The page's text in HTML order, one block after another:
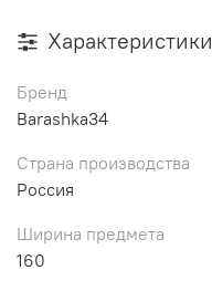
Характеристики
Бренд
Barashka34
Страна производства
Россия
Ширина предмета
160